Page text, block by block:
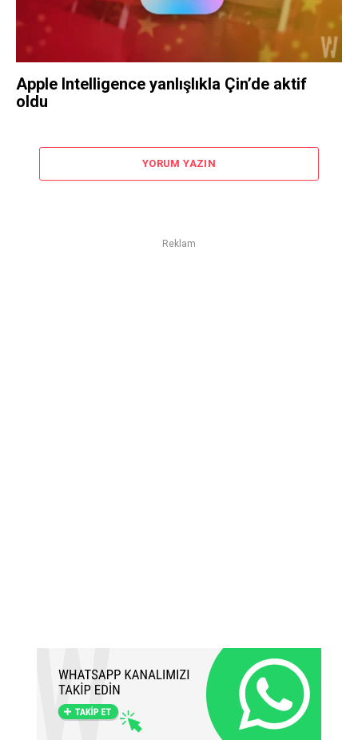
Apple Intelligence yanlışlıkla Çin’de aktif
oldu
YORUM YAZIN
Reklam